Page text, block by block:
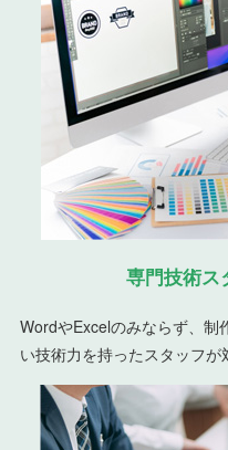
専門技術ス
WordやExcelのみならず、制
い技術力を持ったスタッフが